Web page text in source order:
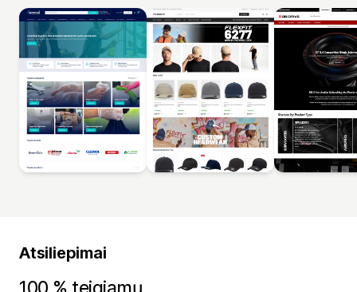
Atsiliepimai